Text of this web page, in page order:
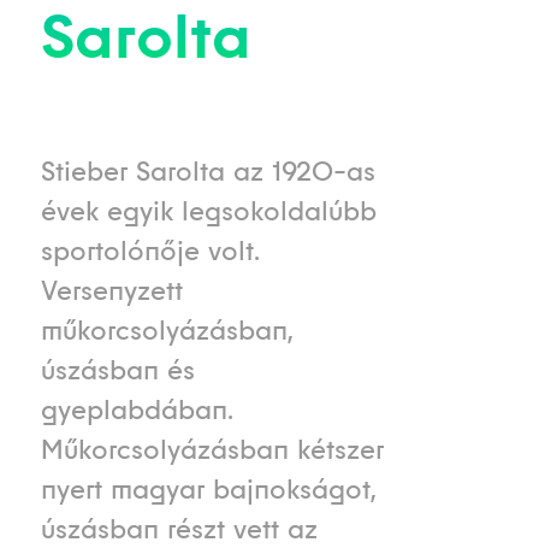
Sarolta
Stieber Sarolta az 1920-as
évek egyik legsokoldalúbb
sportolónője volt.
Versenyzett
műkorcsolyázásban,
úszásban és
gyeplabdában.
Műkorcsolyázásban kétszer
nyert magyar bajnokságot,
úszásban részt vett az